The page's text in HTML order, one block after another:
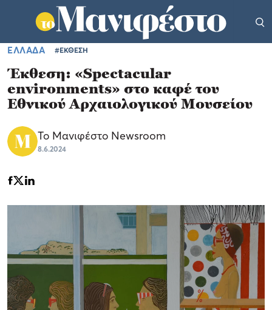
ΕΛΛΑΔΑ #ΕΚΘΕΣΗ
Έκθεση: «Spectacular
environments» στο καφέ του
Εθνικού Αρχαιολογικού Μουσείου
Το Μανιφέστο Newsroom
8.6.2024